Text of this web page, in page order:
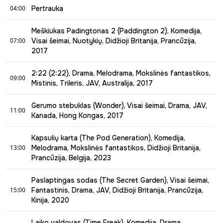
draugės nuo pat vaikystės. Kalifornijoje įvaikinta ir
mylinčioje šeimoje užaugusi Odrė nusprendžia susirasti
biologinę savo mamą, todėl paprašo Lolo važiuoti kartu.
Geriausia draugė, be abejo, iš karto sutinka. Kad būtų
linksmiau, merginos į kompaniją prigriebia ir buvusią
Odrės koledžo kambariokę (dabar tapusią muilo operų
žvaigžde) bei ekscentrišką Lolo pusseserę. Merginos
iškeliauja į Kiniją, bet kelionė virsta beprotišku nuotykių,
kurio draugės nepamirš visą savo gyvenimą. Originalus
pavadinimas "Joy Ride".
04:00 Pertrauka
07:00
Meškiukas Padingtonas 2 (Paddington 2), Komedija,
Visai šeimai, Nuotykių, Didžioji Britanija, Prancūzija,
2017
Padingtonas, mielas ir draugiškas meškiukas, apsigyvena
09:00
2:22 (2:22), Drama, Melodrama, Mokslinės fantastikos,
Mistinis, Trileris, JAV, Australija, 2017
2 valandos 22 minutės. Giedrą popietės dangų staiga
perskrodžia akinantis šviesos blyksnis. Visi navigacijos
prietaisai išeina iš rikiuotės.
11:00
Gerumo stebuklas (Wonder), Visai šeimai, Drama, JAV,
Kanada, Hong Kongas, 2017
Sunku pritapti, kai esi kitoks. Jautri, sukrečianti ir
pamokanti drama "Gerumo stebuklas".
13:00
Kapsulių karta (The Pod Generation), Komedija,
Melodrama, Mokslinės fantastikos, Didžioji Britanija,
Prancūzija, Belgija, 2023
15:00
Paslaptingas sodas (The Secret Garden), Visai šeimai,
Fantastinis, Drama, JAV, Didžioji Britanija, Prancūzija,
Kinija, 2020